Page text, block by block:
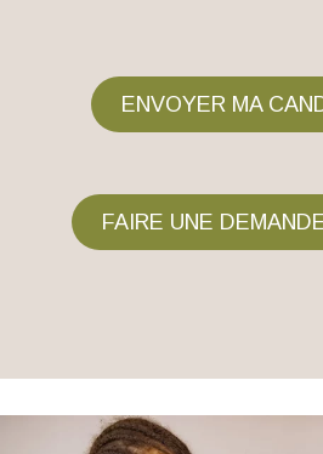
ENVOYER MA
FAIRE UNE